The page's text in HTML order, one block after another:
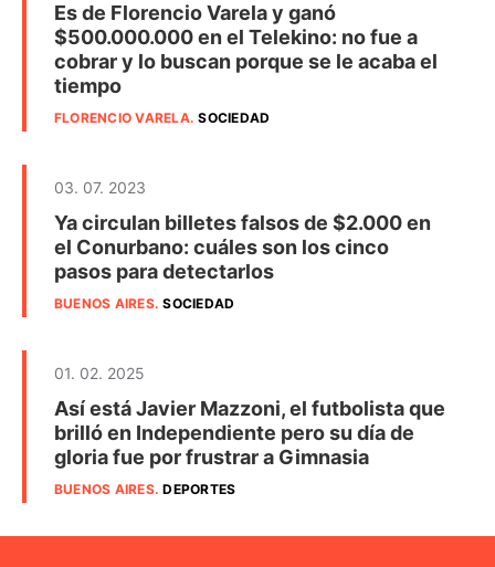
Es de Florencio Varela y ganó
$500.000.000 en el Telekino: no fue a
cobrar y lo buscan porque se le acaba el
tiempo
FLORENCIO VARELA.SOCIEDAD
03. 07. 2023
Ya circulan billetes falsos de $2.000 en
el Conurbano: cuáles son los cinco
pasos para detectarlos
BUENOS AIRES.SOCIEDAD
01. 02. 2025
Así está Javier Mazzoni, el futbolista que
brilló en Independiente pero su día de
gloria fue por frustrar a Gimnasia
BUENOS AIRES.DEPORTES